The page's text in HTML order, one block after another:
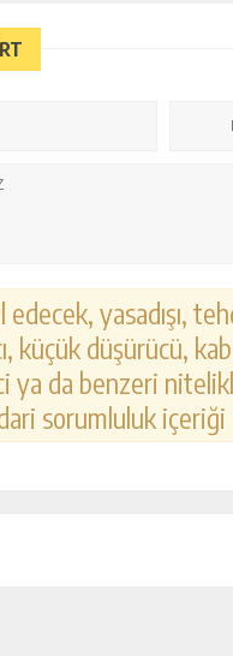
edecek, yasadışı,
küçük düşürücü,
ya da benzeri
sorumluluk